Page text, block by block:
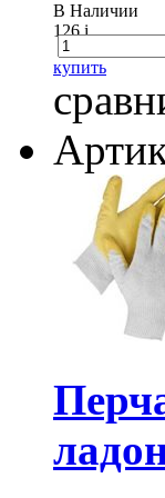
В Наличии
126i
купить